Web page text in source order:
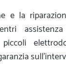
e la